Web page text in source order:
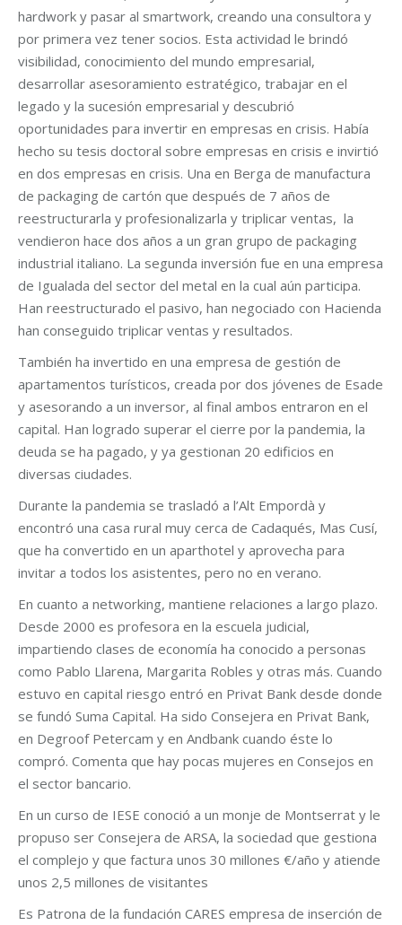
hardwork y pasar al smartwork, creando una consultora y
por primera vez tener socios. Esta actividad le brindó
visibilidad, conocimiento del mundo empresarial,
desarrollar asesoramiento estratégico, trabajar en el
legado y la sucesión empresarial y descubrió
oportunidades para invertir en empresas en crisis. Había
hecho su tesis doctoral sobre empresas en crisis e invirtió
en dos empresas en crisis. Una en Berga de manufactura
de packaging de cartón que después de 7 años de
reestructurarla y profesionalizarla y triplicar ventas, la
vendieron hace dos años a un gran grupo de packaging
industrial italiano. La segunda inversión fue en una empresa
de Igualada del sector del metal en la cual aún participa.
Han reestructurado el pasivo, han negociado con Hacienda
han conseguido triplicar ventas y resultados.
También ha invertido en una empresa de gestión de
apartamentos turísticos, creada por dos jóvenes de Esade
y asesorando a un inversor, al final ambos entraron en el
capital. Han logrado superar el cierre por la pandemia, la
deuda se ha pagado, y ya gestionan 20 edificios en
diversas ciudades.
Durante la pandemia se trasladó a l’Alt Empordà y
encontró una casa rural muy cerca de Cadaqués, Mas Cusí,
que ha convertido en un aparthotel y aprovecha para
invitar a todos los asistentes, pero no en verano.
En cuanto a networking, mantiene relaciones a largo plazo.
Desde 2000 es profesora en la escuela judicial,
impartiendo clases de economía ha conocido a personas
como Pablo Llarena, Margarita Robles y otras más. Cuando
estuvo en capital riesgo entró en Privat Bank desde donde
se fundó Suma Capital. Ha sido Consejera en Privat Bank,
en Degroof Petercam y en Andbank cuando éste lo
compró. Comenta que hay pocas mujeres en Consejos en
el sector bancario.
En un curso de IESE conoció a un monje de Montserrat y le
propuso ser Consejera de ARSA, la sociedad que gestiona
el complejo y que factura unos 30 millones €/año y atiende
unos 2,5 millones de visitantes
Es Patrona de la fundación CARES empresa de inserción de